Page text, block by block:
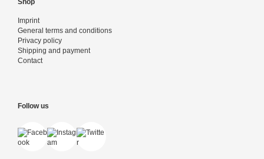
Shop
Imprint
General terms and conditions
Privacy policy
Shipping and payment
Contact
Follow us